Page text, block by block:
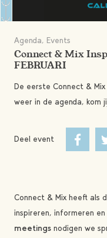
Agenda, Events
Connect & Mix
FEBRUARI
De eerste Connect &
weer in de agenda, kom
Deel event
Connect & Mix heeft als
inspireren, informeren
meetings nodigen we